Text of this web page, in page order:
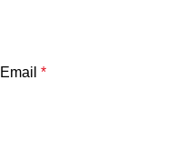
Email *